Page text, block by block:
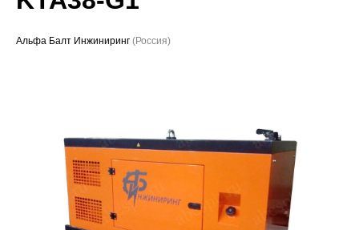
Альфа Балт Инжиниринг (Россия)